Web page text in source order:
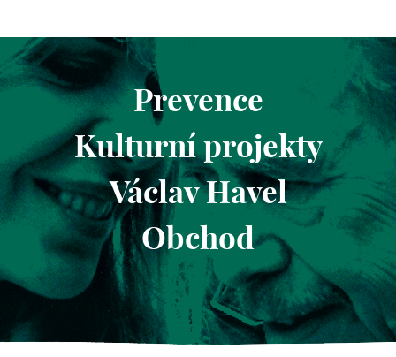
Prevence
Kulturní projekty
Václav Havel
Obchod